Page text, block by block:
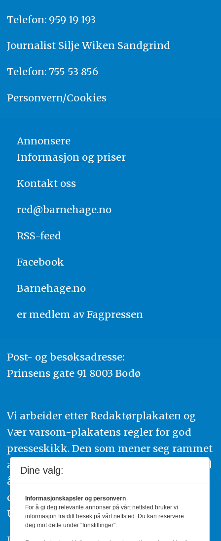
Telefon: 959 19 193
Journalist Silje Wiken Sandgrind
Telefon: 755 53 856
Personvern/Cookies
Annonsere
Informasjon og priser
Kontakt oss
red@barnehage.no
RSS-feed
Facebook
Barnehage.no
er medlem av Fagpressen
Post- og besøksadresse:
Prinsens gate 91 8003 Bodø
Vi arbeider etter Redaktørplakaten og
Vær varsom-plakatens regler for god
presseskikk. Den som mener seg rammet
av urettmessig publisering, oppfordres til
å ta kontakt med redaksjonen. Du kan
også klage inn saker til Pressens Faglige
Utvalg,www.pfu.no.
Dine valg:
Informasjonskapsler og personvern
For å gi deg relevante annonser på vårt nettsted bruker vi
informasjon fra ditt besøk på vårt nettsted. Du kan reservere
deg mot dette under "Innstillinger".